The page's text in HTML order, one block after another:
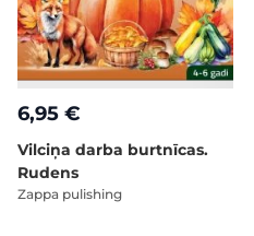
6,95 €
Vilciņa darba burtnīcas.
Rudens
Zappa pulishing